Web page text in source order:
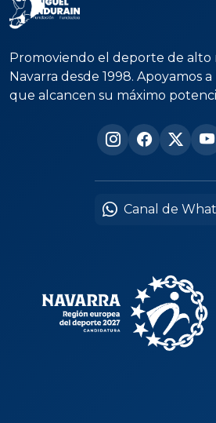
Promoviendo el deporte de alto
Navarra desde 1998. Apoyamos
que alcancen su máximo
Canal de